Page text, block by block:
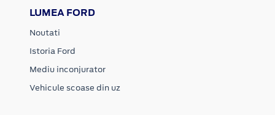
LUMEA FORD
Noutati
Istoria Ford
Mediu inconjurator
Vehicule scoase din uz